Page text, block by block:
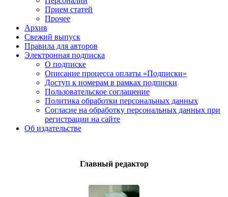
Прием статей
Прочее
Архив
Свежий выпуск
Правила для авторов
Электронная подписка
О подписке
Описание процесса оплаты «Подписки»
Доступ к номерам в рамках подписки
Пользовательское соглашение
Политика обработки персональных данных
Согласие на обработку персональных данных при
регистрации на сайте
Об издательстве
Главный редактор